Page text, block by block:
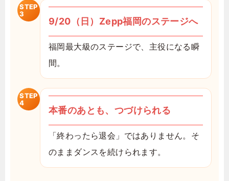
STEP
3
9/20（日）Zepp福岡のステージへ
福岡最大級のステージで、主役になる瞬
間。
STEP
4
本番のあとも、つづけられる
「終わったら退会」ではありません。そ
のままダンスを続けられます。